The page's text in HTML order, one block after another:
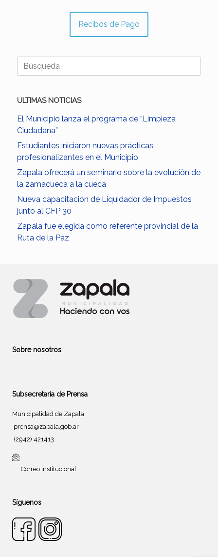
Recibos de Pago
Buscar:
ULTIMAS NOTICIAS
El Municipio lanza el programa de “Limpieza
Ciudadana”
Estudiantes iniciaron nuevas prácticas
profesionalizantes en el Municipio
Zapala ofrecerá un seminario sobre la evolución de
la zamacueca a la cueca
Nueva capacitación de Liquidador de Impuestos
junto al CFP 30
Zapala fue elegida como referente provincial de la
Ruta de la Paz
Sobre nosotros
Subsecretaría de Prensa
Municipalidad de Zapala
prensa@zapala.gob.ar
(2942) 421413
Correo institucional
Síguenos